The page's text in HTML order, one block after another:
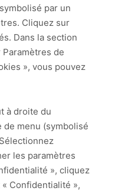
par un
Cliquez sur
Dans la section
de
», vous pouvez
à droite du
de menu (symbolisé
les paramètres
», cliquez
Confidentialité »,